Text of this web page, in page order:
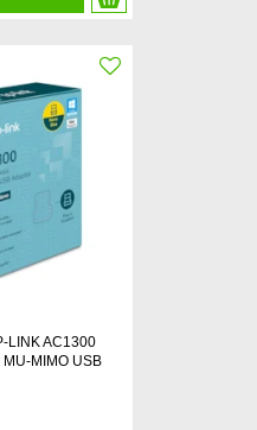
LINK AC1300
MIMO USB